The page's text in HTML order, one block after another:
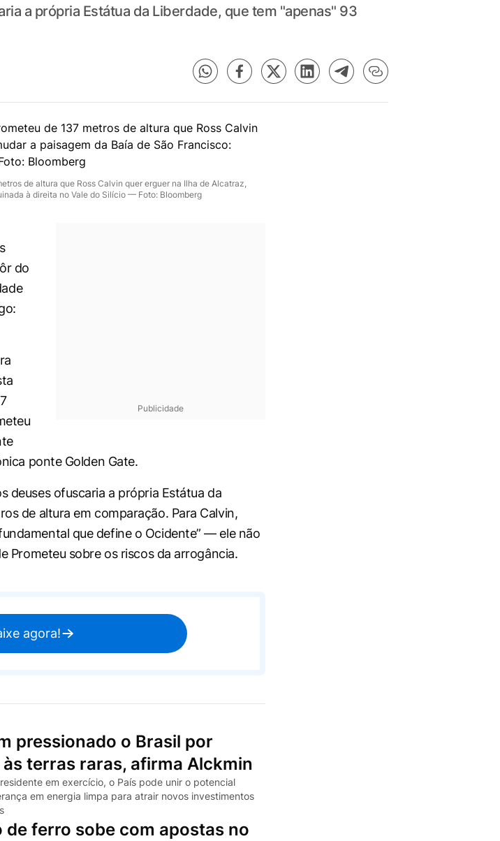
a própria Estátua da Liberdade, que tem "apenas" 93
de altura que Ross Calvin quer erguer na Ilha de Alcatraz,
à direita no Vale do Silício — Foto: Bloomberg
Publicidade
do
ponte Golden Gate.
deuses ofuscaria a própria Estátua da
de altura em comparação. Para Calvin,
que define o Ocidente” — ele não
Prometeu sobre os riscos da arrogância.
agora!
pressionado o Brasil por
terras raras, afirma Alckmin
em exercício, o País pode unir o potencial
em energia limpa para atrair novos investimentos
de ferro sobe com apostas no